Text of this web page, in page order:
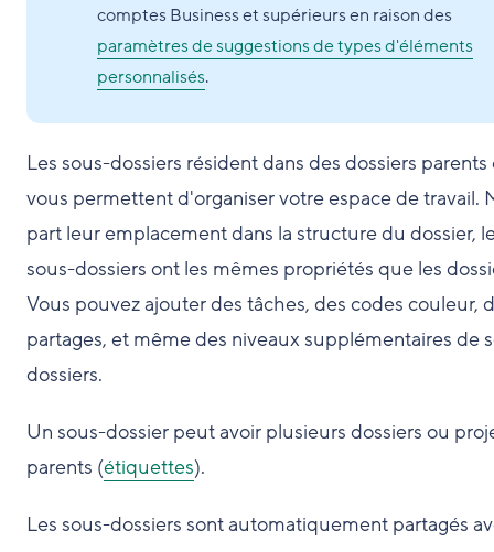
comptes Business et supérieurs en raison des
paramètres de suggestions de types d'éléments
personnalisés.
Les sous-dossiers résident dans des dossiers parents
vous permettent d'organiser votre espace de travail.
part leur emplacement dans la structure du dossier,
sous-dossiers ont les mêmes propriétés que les
Vous pouvez ajouter des tâches, des codes couleur,
partages, et même des niveaux supplémentaires de
dossiers.
Un sous-dossier peut avoir plusieurs dossiers ou
parents (étiquettes).
Les sous-dossiers sont automatiquement partagés